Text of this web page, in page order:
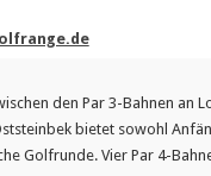
den Par 3-Bahnen an
bietet sowohl
Golfrunde. Vier Par 4-